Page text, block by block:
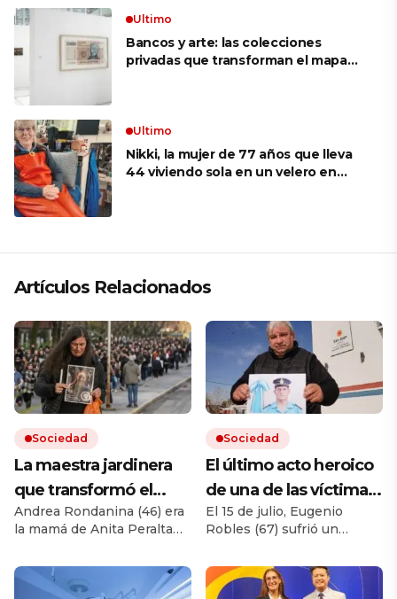
Ultimo
Bancos y arte: las colecciones
privadas que transforman el mapa
Ultimo
Nikki, la mujer de 77 años que lleva
44 viviendo sola en un velero en
Artículos Relacionados
Sociedad
La maestra jardinera
que transformó el
peor dolor en la voz de
un reclamo masivo por
«la ruta de la muerte»
Andrea Rondanina (46) era
la mamá de Anita Peralta
en un choque frontal en la
ruta 88, entre Mar del Plata
Sociedad
El último acto heroico
de una de las víctimas
de la tragedia aérea
de San Juan: «Este
hombre nos salvó la
vida»
El 15 de julio, Eugenio
Robles (67) sufrió un
recibió la asistencia de
Carlos Heredia (56), una de